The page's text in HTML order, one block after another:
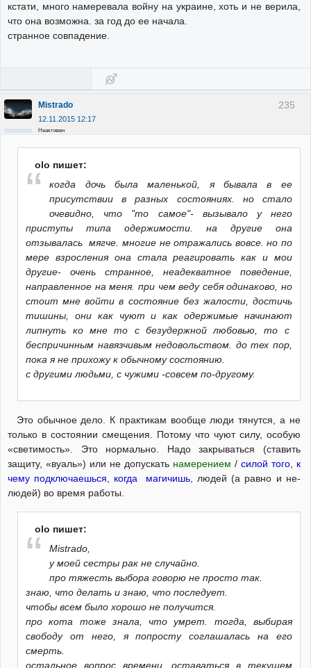
кстати, много намеревала войну на украине, хоть и не верила,
что она возможна. за год до ее начала.
странное совпадение.
235
Mistrado
12.11.2015 12:17
Неактивен
olo пишет:
когда дочь была маленькой, я бывала в ее
присутствии в разных состояниях. но стало
очевидно, что "то самое"- вызывало у него
приступы типа одержимости. на другие она
отзывалась мягче. многие не отражались вовсе. но по
мере взросления она стала реагировать как и мои
другие- очень странное, неадекватное поведение,
направленное на меня. при чем веду себя одинаково, но
стоит мне войти в состояние без жалости, достичь
тишины, они как чуют и как одержимые начинают
липнуть ко мне то с безудержной любовью, то с
беспричинным навязчивым недовольством. до тех пор,
пока я не прихожу к обычному состоянию.
с другими людьми, с чужими -совсем по-другому.
Это обычное дело. К практикам вообще люди тянутся, а не
только в состоянии смещения. Потому что чуют силу, особую
«светимость». Это нормально. Надо закрываться (ставить
защиту, «вуаль») или не допускать намерением / силой того, к
чему подключаешься, когда магичишь , людей (а равно и не-
людей) во время работы.
olo пишет:
Mistrado,
у моей сестры рак не случайно.
про тяжесть выбора говорю не просто так.
знаю, что делать и знаю, что последует.
чтобы всем было хорошо не получится.
про кота тоже знала, что умрет. тогда, выбирая
свободу от него, я попросту соглашалась на его
смерть.
остальное вопрос времени. оставаться в текущем